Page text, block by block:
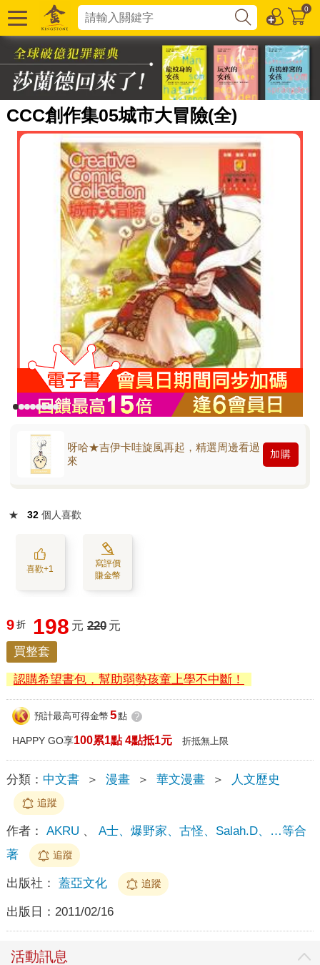
0
CCC創作集05城市大冒險(全)
呀哈★吉伊卡哇旋風再起，精選周邊看過
來
加購
★ 32 個人喜歡
喜歡+1
寫評價
賺金幣
9 折 198 元 220 元
買整套
認購希望書包，幫助弱勢孩童上學不中斷！
預計最高可得金幣 5點 ?
HAPPY GO享100累1點 4點抵1元 折抵無上限
分類： 中文書 ＞ 漫畫 ＞ 華文漫畫 ＞ 人文歷史
追蹤
作者： AKRU 、 A士、爆野家、古怪、Salah.D、…等合
著
追蹤
出版社： 蓋亞文化 追蹤
出版日： 2011/02/16
活動訊息